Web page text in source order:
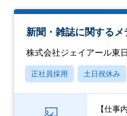
新聞・雑誌に関する
株式会社ジェイアール東
正社員採用 土日祝休み
【仕事